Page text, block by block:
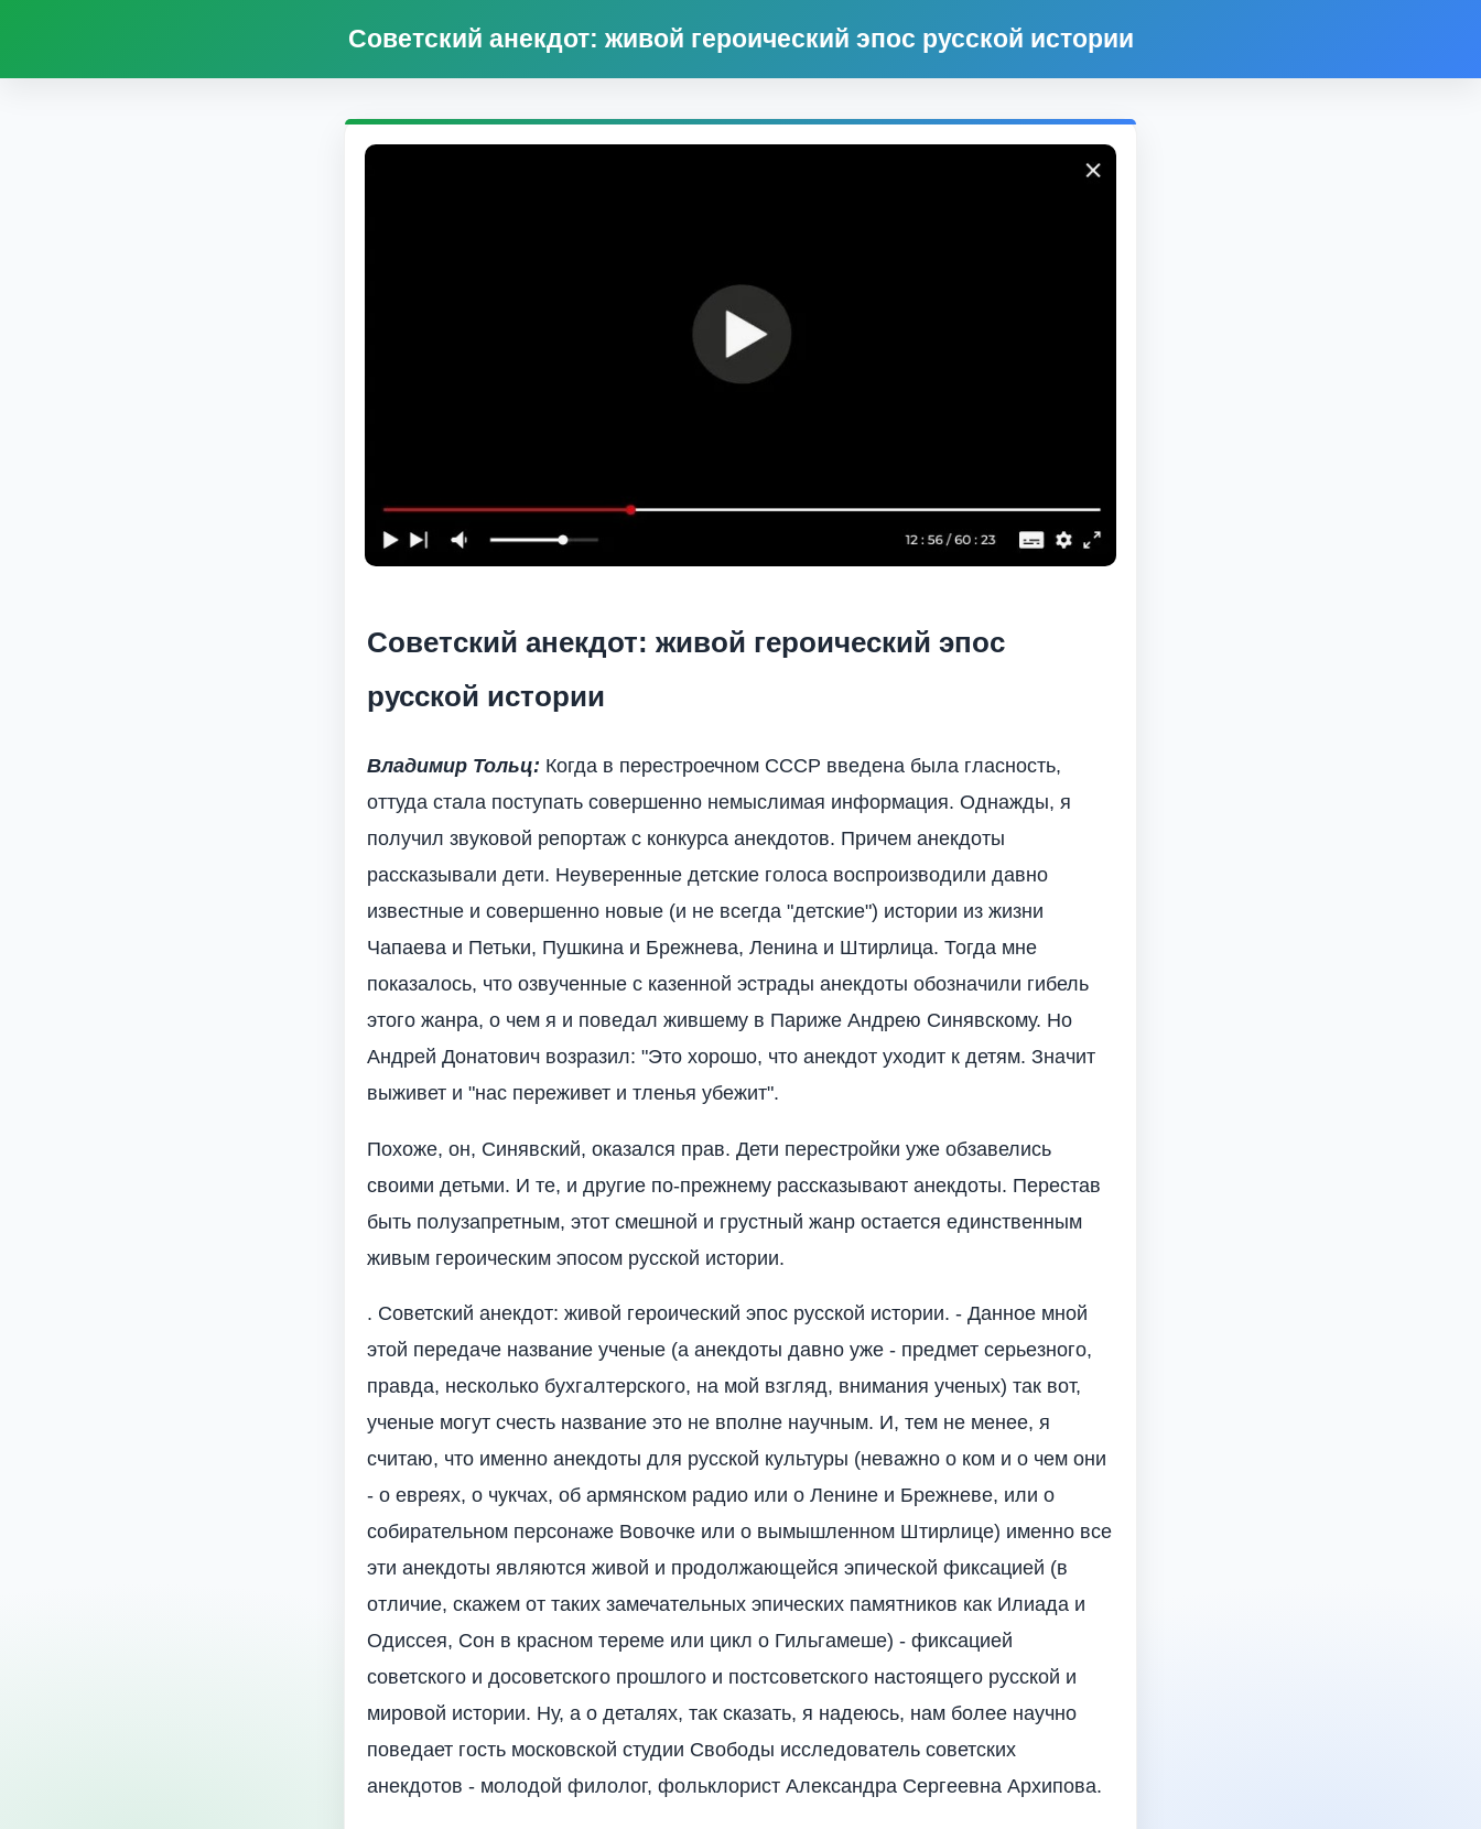
Советский анекдот: живой героический эпос русской истории
Советский анекдот: живой героический эпос
русской истории
Владимир Тольц: Когда в перестроечном СССР введена была гласность,
оттуда стала поступать совершенно немыслимая информация. Однажды, я
получил звуковой репортаж с конкурса анекдотов. Причем анекдоты
рассказывали дети. Неуверенные детские голоса воспроизводили давно
известные и совершенно новые (и не всегда "детские") истории из жизни
Чапаева и Петьки, Пушкина и Брежнева, Ленина и Штирлица. Тогда мне
показалось, что озвученные с казенной эстрады анекдоты обозначили гибель
этого жанра, о чем я и поведал жившему в Париже Андрею Синявскому. Но
Андрей Донатович возразил: "Это хорошо, что анекдот уходит к детям. Значит
выживет и "нас переживет и тленья убежит".
Похоже, он, Синявский, оказался прав. Дети перестройки уже обзавелись
своими детьми. И те, и другие по-прежнему рассказывают анекдоты. Перестав
быть полузапретным, этот смешной и грустный жанр остается единственным
живым героическим эпосом русской истории.
. Советский анекдот: живой героический эпос русской истории. - Данное мной
этой передаче название ученые (а анекдоты давно уже - предмет серьезного,
правда, несколько бухгалтерского, на мой взгляд, внимания ученых) так вот,
ученые могут счесть название это не вполне научным. И, тем не менее, я
считаю, что именно анекдоты для русской культуры (неважно о ком и о чем они
- о евреях, о чукчах, об армянском радио или о Ленине и Брежневе, или о
собирательном персонаже Вовочке или о вымышленном Штирлице) именно все
эти анекдоты являются живой и продолжающейся эпической фиксацией (в
отличие, скажем от таких замечательных эпических памятников как Илиада и
Одиссея, Сон в красном тереме или цикл о Гильгамеше) - фиксацией
советского и досоветского прошлого и постсоветского настоящего русской и
мировой истории. Ну, а о деталях, так сказать, я надеюсь, нам более научно
поведает гость московской студии Свободы исследователь советских
анекдотов - молодой филолог, фольклорист Александра Сергеевна Архипова.